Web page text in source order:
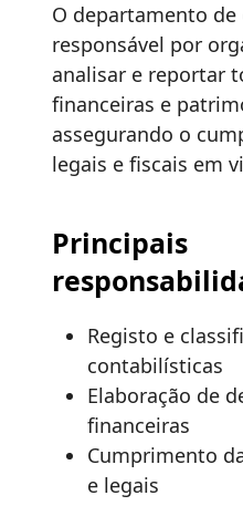
O departamento
responsável por
analisar e reportar
financeiras e
assegurando o
legais e fiscais em
Principais
Registo e
contabilísticas
Elaboração de
financeiras
Cumprimento
e legais